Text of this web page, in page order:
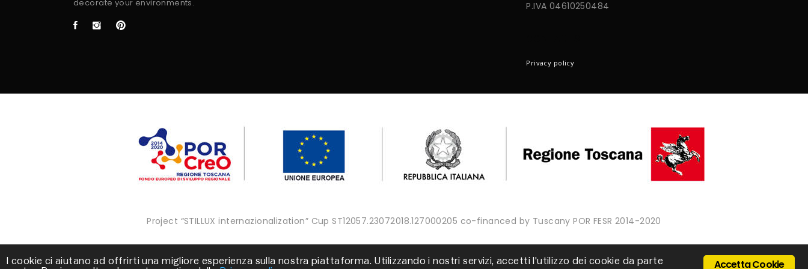
decorate your environments.
P.IVA 04610250484
Privacy policy
Project “STILLUX internazionalization” Cup ST12057.23072018.127000205 co-financed by Tuscany POR FESR 2014-2020
Copyright © 2025 - Tutti i diritti riservati Accetta Cookie
I cookie ci aiutano ad offrirti una migliore esperienza sulla nostra piattaforma. Utilizzando i nostri servizi, accetti l'utilizzo dei cookie da parte